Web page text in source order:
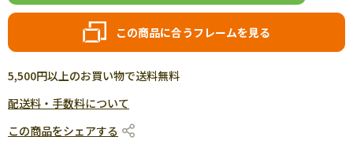
この商品に合うフレームを見る
5,500円以上のお買い物で送料無料
配送料・手数料について
この商品をシェアする